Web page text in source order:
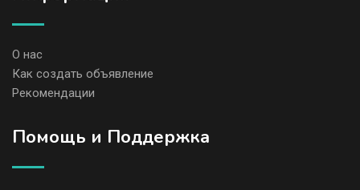
О нас
Как создать объявление
Рекомендации
Помощь и Поддержка